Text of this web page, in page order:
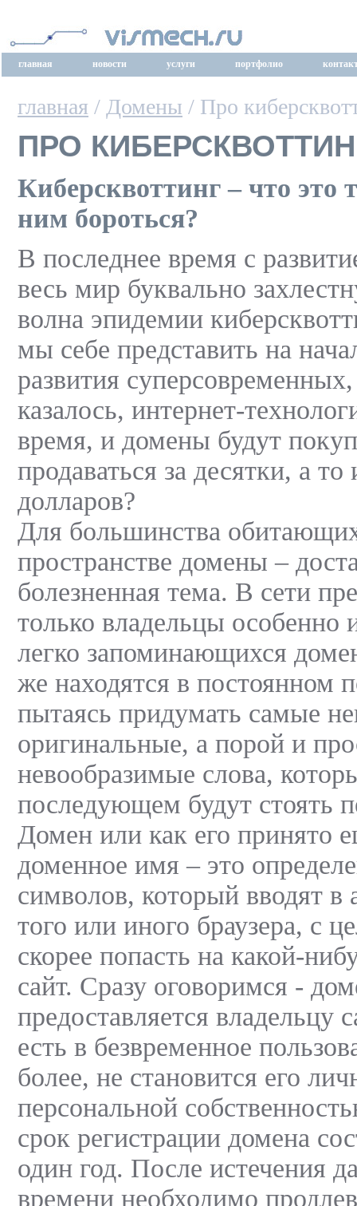
главная новости услуги портфолио
главная / Домены / Про
ПРО
Киберсквоттинг – что это
ним бороться?
В последнее время с
весь мир буквально
волна эпидемии
мы себе представить на
развития
казалось, интернет-
время, и домены будут
продаваться за десятки, а
долларов?
Для большинства
пространстве домены –
болезненная тема. В сети
только владельцы особенно
легко запоминающихся
же находятся в постоянном
пытаясь придумать самые
оригинальные, а порой и
невообразимые слова,
последующем будут стоять
Домен или как его принято
доменное имя – это
символов, который вводят в
того или иного браузера, с
скорее попасть на какой-
сайт. Сразу оговоримся -
предоставляется владельцу
есть в безвременное
более, не становится его
персональной
срок регистрации домена
один год. После истечения
времени необходимо